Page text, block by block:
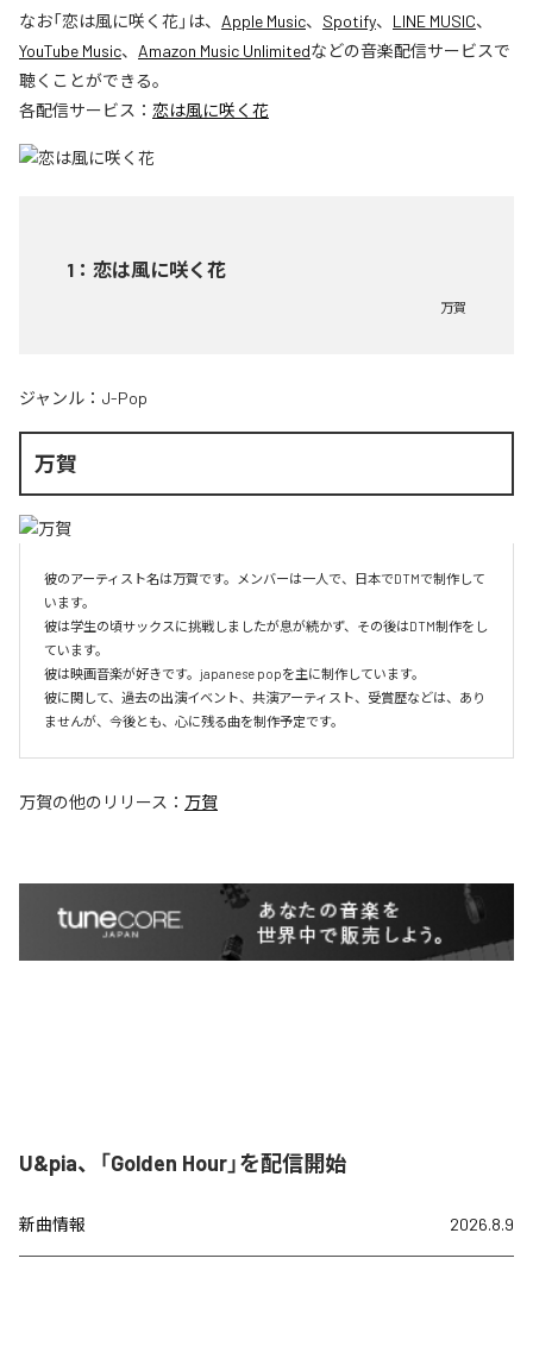
なお「恋は風に咲く花」は、 Apple Music、 Spotify、 LINE MUSIC、
YouTube Music、 Amazon Music Unlimitedなどの音楽配信サービスで
聴くことができる。
各配信サービス： 恋は風に咲く花
1 ： 恋は風に咲く花
万賀
ジャンル： J-Pop
万賀
彼のアーティスト名は万賀です。メンバーは一人で、日本でDTMで制作して
います。
彼は学生の頃サックスに挑戦しましたが息が続かず、その後はDTM制作をし
ています。
彼は映画音楽が好きです。japanese popを主に制作しています。
彼に関して、過去の出演イベント、共演アーティスト、受賞歴などは、あり
ませんが、今後とも、心に残る曲を制作予定です。
万賀の他のリリース： 万賀
U&pia、「Golden Hour」を配信開始
新曲情報 2026.8.9